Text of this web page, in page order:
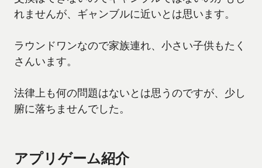
れませんが、ギャンブルに近いとは思います。
ラウンドワンなので家族連れ、小さい子供もたく
さんいます。
法律上も何の問題はないとは思うのですが、少し
腑に落ちませんでした。
アプリゲーム紹介